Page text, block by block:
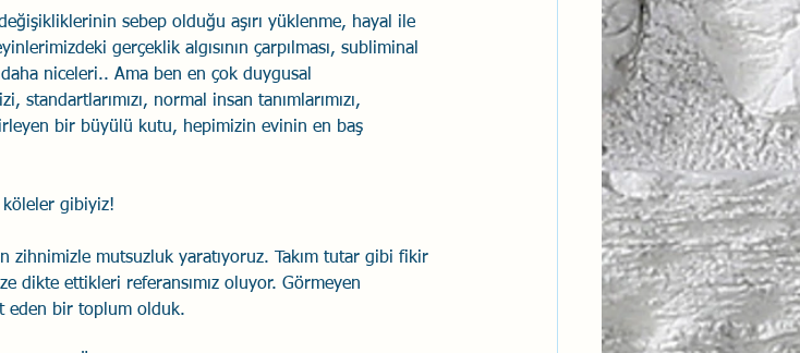
sebep olduğu aşırı yüklenme, hayal ile
gerçeklik algısının çarpılması, subliminal
daha niceleri.. Ama ben en çok duygusal
normal insan tanımlarımızı,
bir büyülü kutu, hepimizin evinin en baş
köleler gibiyiz!
zihnimizle mutsuzluk yaratıyoruz. Takım tutar gibi fikir
dikte ettikleri referansımız oluyor. Görmeyen
eden bir toplum olduk.